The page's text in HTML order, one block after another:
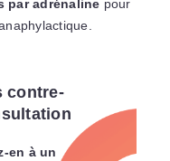
par adrénaline pour
contre-
en à un